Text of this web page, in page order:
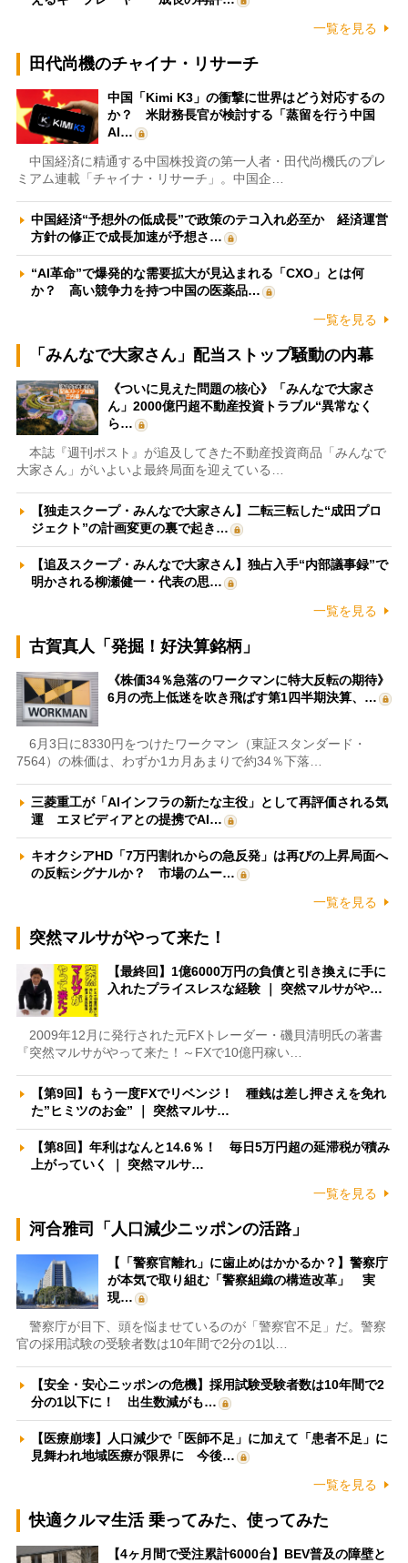
一覧を見る
田代尚機のチャイナ・リサーチ
中国「Kimi K3」の衝撃に世界はどう対応するの
か？ 米財務長官が検討する「蒸留を行う中国
AI…
中国経済に精通する中国株投資の第一人者・田代尚機氏のプレ
ミアム連載「チャイナ・リサーチ」。中国企…
中国経済“予想外の低成長”で政策のテコ入れ必至か 経済運営
方針の修正で成長加速が予想さ…
“AI革命”で爆発的な需要拡大が見込まれる「CXO」とは何
か？ 高い競争力を持つ中国の医薬品…
一覧を見る
「みんなで大家さん」配当ストップ騒動の内幕
《ついに見えた問題の核心》「みんなで大家さ
ん」2000億円超不動産投資トラブル“異常なく
ら…
本誌『週刊ポスト』が追及してきた不動産投資商品「みんなで
大家さん」がいよいよ最終局面を迎えている…
【独走スクープ・みんなで大家さん】二転三転した“成田プロ
ジェクト”の計画変更の裏で起き…
【追及スクープ・みんなで大家さん】独占入手“内部議事録”で
明かされる柳瀬健一・代表の思…
一覧を見る
古賀真人「発掘！好決算銘柄」
《株価34％急落のワークマンに特大反転の期待》
6月の売上低迷を吹き飛ばす第1四半期決算、…
6月3日に8330円をつけたワークマン（東証スタンダード・
7564）の株価は、わずか1カ月あまりで約34％下落…
三菱重工が「AIインフラの新たな主役」として再評価される気
運 エヌビディアとの提携でAI…
キオクシアHD「7万円割れからの急反発」は再びの上昇局面へ
の反転シグナルか？ 市場のムー…
一覧を見る
突然マルサがやって来た！
【最終回】1億6000万円の負債と引き換えに手に
入れたプライスレスな経験 ｜ 突然マルサがや…
2009年12月に発行された元FXトレーダー・磯貝清明氏の著書
『突然マルサがやって来た！～FXで10億円稼い…
【第9回】もう一度FXでリベンジ！ 種銭は差し押さえを免れ
た”ヒミツのお金” ｜ 突然マルサ…
【第8回】年利はなんと14.6％！ 毎日5万円超の延滞税が積み
上がっていく ｜ 突然マルサ…
一覧を見る
河合雅司「人口減少ニッポンの活路」
【「警察官離れ」に歯止めはかかるか？】警察庁
が本気で取り組む「警察組織の構造改革」 実
現…
警察庁が目下、頭を悩ませているのが「警察官不足」だ。警察
官の採用試験の受験者数は10年間で2分の1以…
【安全・安心ニッポンの危機】採用試験受験者数は10年間で2
分の1以下に！ 出生数減がも…
【医療崩壊】人口減少で「医師不足」に加えて「患者不足」に
見舞われ地域医療が限界に 今後…
一覧を見る
快適クルマ生活 乗ってみた、使ってみた
【4ヶ月間で受注累計6000台】BEV普及の障壁と